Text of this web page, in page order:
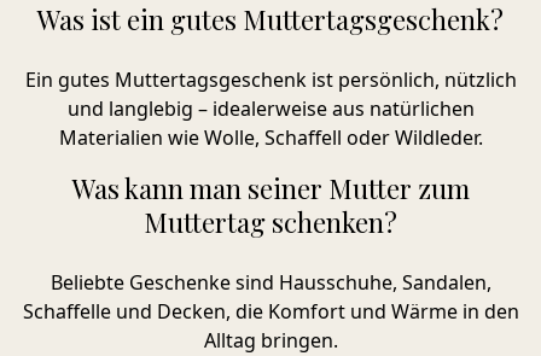
Was ist ein gutes Muttertagsgeschenk?
Ein gutes Muttertagsgeschenk ist persönlich, nützlich
und langlebig – idealerweise aus natürlichen
Materialien wie Wolle, Schaffell oder Wildleder.
Was kann man seiner Mutter zum
Muttertag schenken?
Beliebte Geschenke sind Hausschuhe, Sandalen,
Schaffelle und Decken, die Komfort und Wärme in den
Alltag bringen.